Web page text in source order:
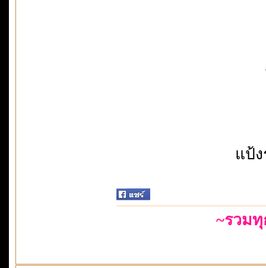
แป้
~รวม